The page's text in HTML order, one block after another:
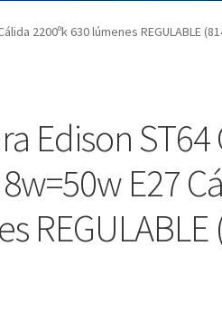
2200ºk 630 lúmenes REGULABLE
Edison
E27
REGULABLE